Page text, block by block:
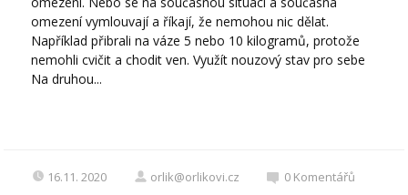
omezení vymlouvají a říkají, že nemohou nic dělat.
Například přibrali na váze 5 nebo 10 kilogramů, protože
nemohli cvičit a chodit ven. Využít nouzový stav pro sebe
Na druhou...
16.11. 2020 orlik@orlikovi.cz 0 Komentářů